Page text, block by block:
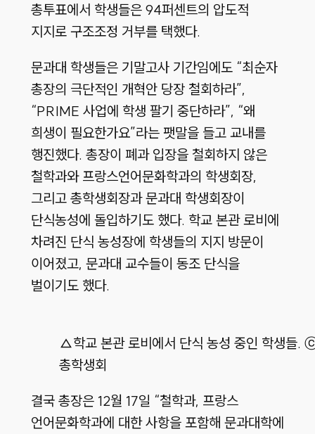
총투표에서 학생들은 94퍼센트의 압도적
지지로 구조조정 거부를 택했다.
문과대 학생들은 기말고사 기간임에도 “최순자
총장의 극단적인 개혁안 당장 철회하라”,
“PRIME 사업에 학생 팔기 중단하라”, “왜
희생이 필요한가요”라는 팻말을 들고 교내를
행진했다. 총장이 폐과 입장을 철회하지 않은
철학과와 프랑스언어문화학과의 학생회장,
그리고 총학생회장과 문과대 학생회장이
단식농성에 돌입하기도 했다. 학교 본관 로비에
차려진 단식 농성장에 학생들의 지지 방문이
이어졌고, 문과대 교수들이 동조 단식을
벌이기도 했다.
△학교 본관 로비에서 단식 농성 중인 학생들.
총학생회
결국 총장은 12월 17일 “철학과, 프랑스
언어문화학과에 대한 사항을 포함해 문과대학에